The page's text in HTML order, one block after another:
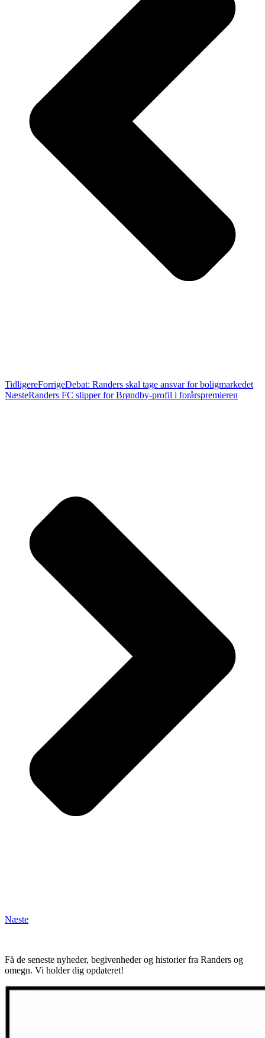
TidligereForrigeDebat: Randers skal tage ansvar for boligmarkedet
NæsteRanders FC slipper for Brøndby-profil i forårspremieren
Næste
Få de seneste nyheder, begivenheder og historier fra Randers og
omegn. Vi holder dig opdateret!